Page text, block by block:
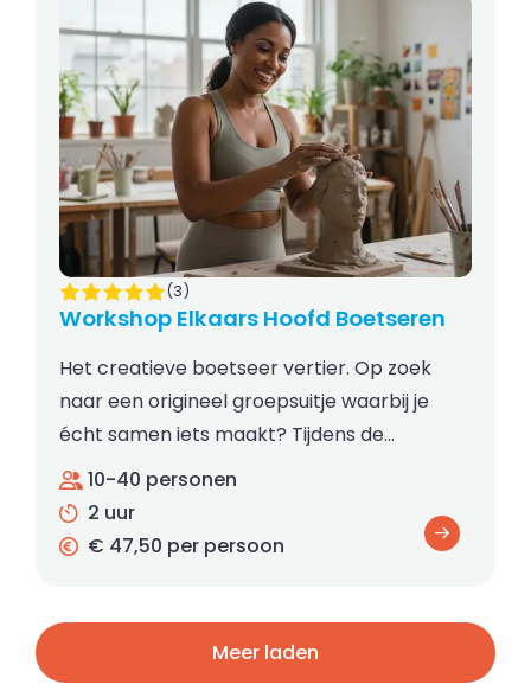
Workshop Elkaars Hoofd Boetseren
(3)
Het creatieve boetseer vertier. Op zoek
naar een origineel groepsuitje waarbij je
écht samen iets maakt? Tijdens de…
10-40 personen
2 uur
€ 47,50 per persoon
Meer laden